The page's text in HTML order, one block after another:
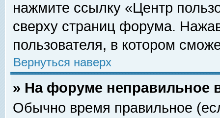
нажмите ссылку «Центр
сверху страниц форума.
пользователя, в котором
Вернуться наверх
» На форуме неправильное
Обычно время правильное